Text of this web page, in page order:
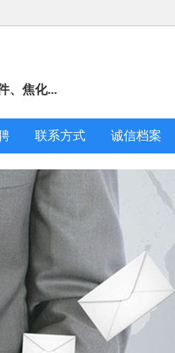
、焦化...
联系方式 诚信档案